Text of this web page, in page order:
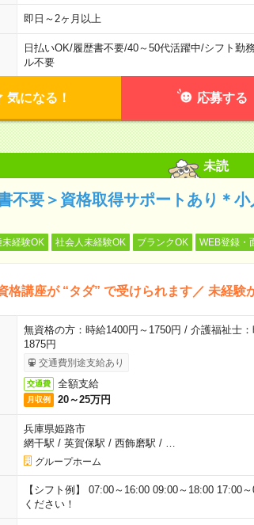
即日～2ヶ月以上
日払いOK/履歴書不要/40～50代活躍中/シフト勤
ル不要
気になる！ 応募する
未読
不要＞資格取得サポートあり＊
未経験OK 社会人未経験OK ブランクOK WEB登録・
格講座が “タダ” で受けられます／ 未経
無資格の方：時給1400円～1750円 / 介護福祉士
1875円
交通費別途支給あり
交通費 全額支給
月収例 20～25万円
兵庫県姫路市
網干駅 / 英賀保駅 / 西飾磨駅 /
グループホーム
【シフト例】 07:00～16:00 09:00～18:00
ください！